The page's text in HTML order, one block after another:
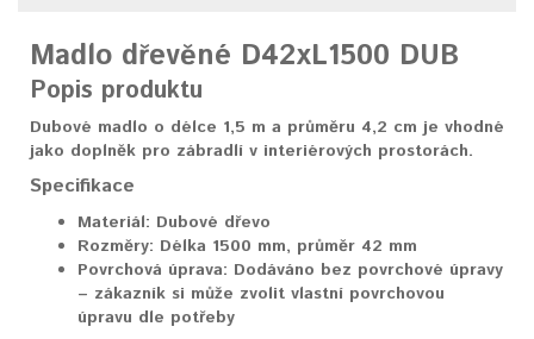
Madlo dřevěné D42xL1500 DUB
Popis produktu
Dubové madlo o délce 1,5 m a průměru 4,2 cm je vhodné
jako doplněk pro zábradlí v interiérových prostorách.
Specifikace
Materiál: Dubové dřevo
Rozměry: Délka 1500 mm, průměr 42 mm
Povrchová úprava: Dodáváno bez povrchové úpravy
– zákazník si může zvolit vlastní povrchovou
úpravu dle potřeby